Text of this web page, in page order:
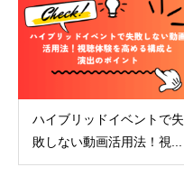
ハイブリッドイベントで失
敗しない動画活用法！視...